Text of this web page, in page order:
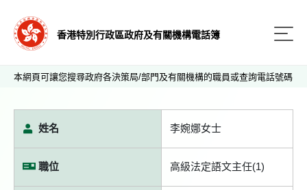
香港特別行政區政府及有關機構電話簿
本網頁可讓您搜尋政府各決策局/部門及有關機構的職員或查詢電話號碼
姓名 李婉娜女士
職位 高級法定語文主任(1)